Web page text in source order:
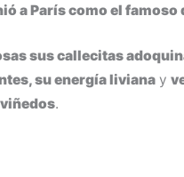
a París como el
sus callecitas
su energía liviana y
.